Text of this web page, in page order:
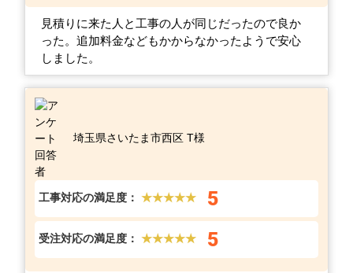
見積りに来た人と工事の人が同じだったので良か
った。追加料金などもかからなかったようで安心
しました。
埼玉県さいたま市西区 T様
工事対応の満足度： ★★★★★ 5
受注対応の満足度： ★★★★★ 5